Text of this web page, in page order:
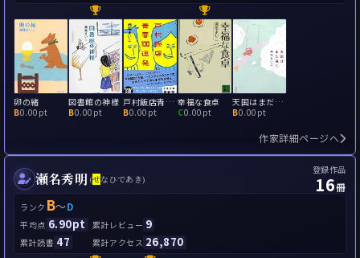
卵の緒
B0.00pt
図書館の神様
B0.00pt
戸村飯店青春100連発
B0.00pt
幸福な食卓
C0.00pt
天国はまだ遠く
B0.00pt
作家詳細ページへ
瀬名秀明 (せなひであき)
登録作品
16冊
ランク B～D
平均点 6.90pt 累計レビュー 9
累計読書 47 累計アクセス 26,870